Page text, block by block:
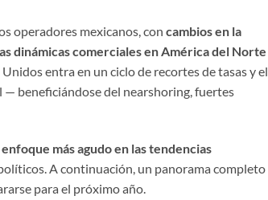
operadores mexicanos, con cambios en la
dinámicas comerciales en América del Norte
entra en un ciclo de recortes de tasas y el
beneficiándose del nearshoring, fuertes
más agudo en las tendencias
A continuación, un panorama completo
para el próximo año.